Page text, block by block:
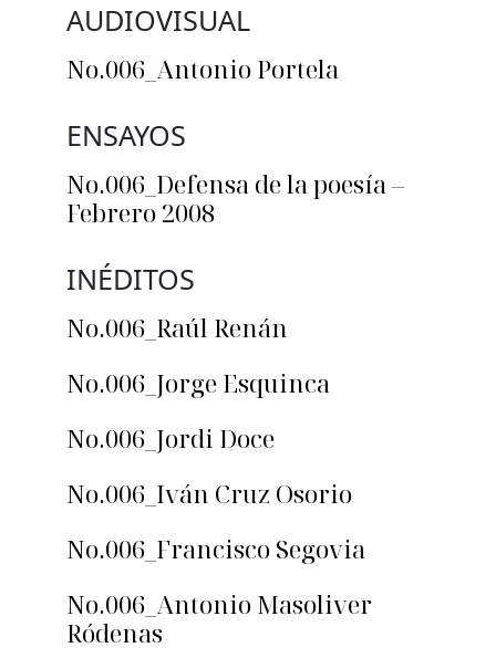
AUDIOVISUAL
No.006_Antonio Portela
ENSAYOS
No.006_Defensa de la poesía –
Febrero 2008
INÉDITOS
No.006_Raúl Renán
No.006_Jorge Esquinca
No.006_Jordi Doce
No.006_Iván Cruz Osorio
No.006_Francisco Segovia
No.006_Antonio Masoliver
Ródenas